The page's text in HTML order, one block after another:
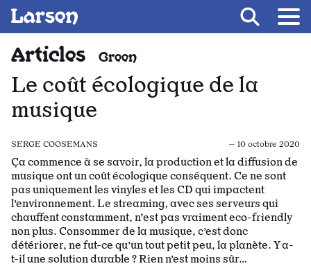
Fil d’ariane
Articles Green
Le coût écologique de la
musique
SERGE COOSEMANS — 10 octobre 2020
Ça commence à se savoir, la production et la diffusion de
musique ont un coût écologique conséquent. Ce ne sont
pas uniquement les vinyles et les CD qui impactent
l’environnement. Le streaming, avec ses serveurs qui
chauffent constamment, n'est pas vraiment eco-friendly
non plus. Consommer de la musique, c’est donc
détériorer, ne fut-ce qu’un tout petit peu, la planète. Y a-
t-il une solution durable ? Rien n’est moins sûr…